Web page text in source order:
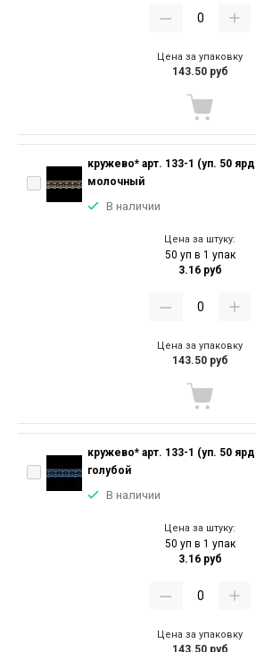
Цена за упаковку
143.50 руб
кружево* арт. 133-1 (уп. 50
молочный
В наличии
Цена за штуку:
50 уп в 1 упак
3.16 руб
Цена за упаковку
143.50 руб
кружево* арт. 133-1 (уп. 50
голубой
В наличии
Цена за штуку:
50 уп в 1 упак
3.16 руб
Цена за упаковку